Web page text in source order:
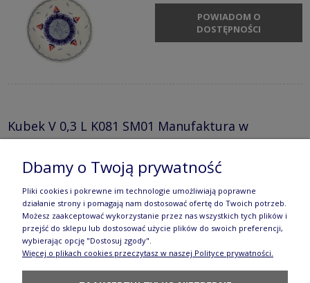
POWIADOM O
DOSTĘPNOŚCI
Kubek V 0,3 L K081 SM01 Manufaktura w
DO KOSZYKA
Dbamy o Twoją prywatność
Pliki cookies i pokrewne im technologie umożliwiają poprawne
działanie strony i pomagają nam dostosować ofertę do Twoich potrzeb.
Możesz zaakceptować wykorzystanie przez nas wszystkich tych plików i
przejść do sklepu lub dostosować użycie plików do swoich preferencji,
wybierając opcję "Dostosuj zgody".
Więcej o plikach cookies przeczytasz w naszej Polityce prywatności.